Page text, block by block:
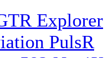
Explorer
PulsR